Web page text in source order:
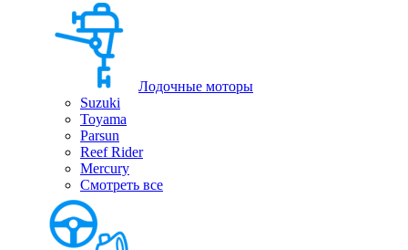
Лодочные моторы
Suzuki
Toyama
Parsun
Reef Rider
Mercury
Смотреть все